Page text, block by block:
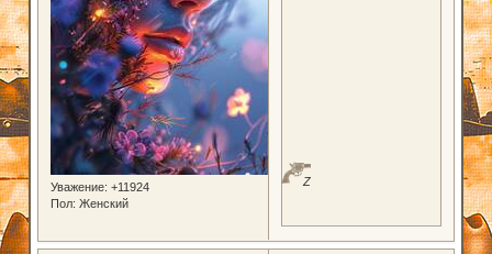
Уважение: +11924
Пол: Женский
Z